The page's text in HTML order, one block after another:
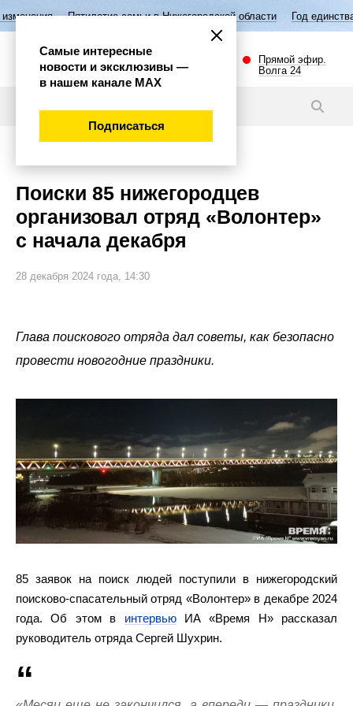
Пятилетие семьи в Нижегородской области Год единства народов
Прямой эфир.
Волга 24
Поиски 85 нижегородцев
организовал отряд «Волонтер»
с начала декабря
28 декабря 2024 года, 14:30
Глава поискового отряда дал советы, как безопасно
провести новогодние праздники.
85 заявок на поиск людей поступили в нижегородский
поисково-спасательный отряд «Волонтер» в декабре 2024
года. Об этом в интервьюИА «Время Н» рассказал
руководитель отряда Сергей Шухрин.
Самые интересные
новости и эксклюзивы —
в нашем канале МАХ
Подписаться